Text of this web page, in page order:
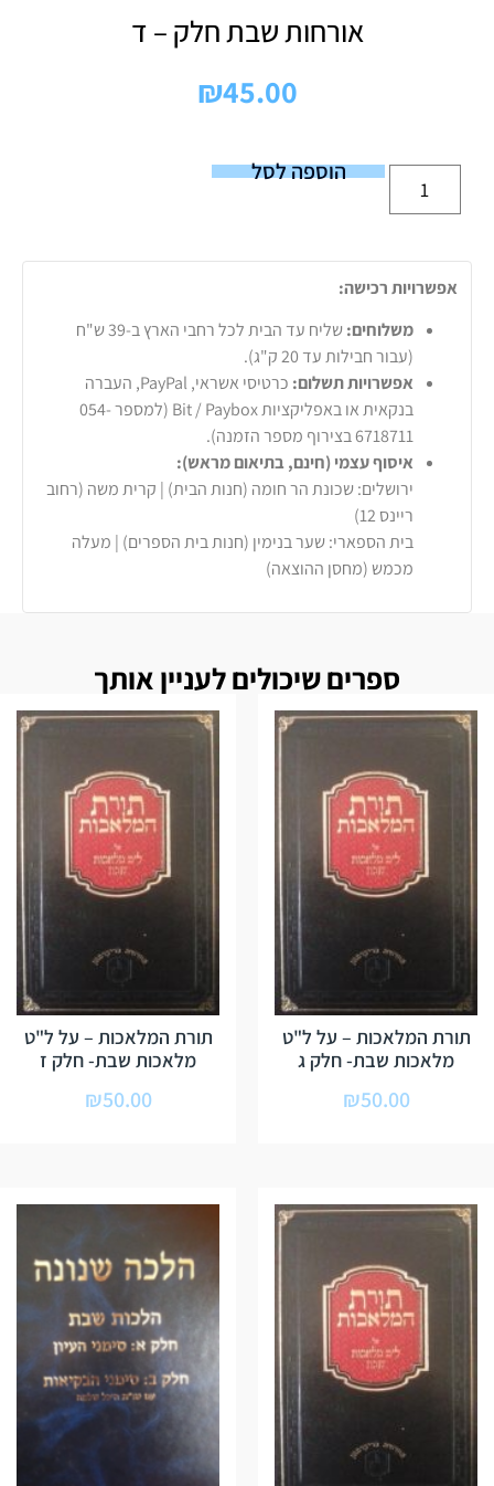
אורחות שבת חלק – ד
₪45.00
הוספה לסל
אפשרויות רכישה:
משלוחים:
שליח עד הבית לכל רחבי הארץ ב-39 ש"ח
(עבור חבילות עד 20 ק"ג).
אפשרויות תשלום:
כרטיסי אשראי, PayPal, העברה
בנקאית או באפליקציות Bit / Paybox (למספר 054-
6718711 בצירוף מספר הזמנה).
איסוף עצמי (חינם, בתיאום מראש):
ירושלים: שכונת הר חומה (חנות הבית) | קרית משה (רחוב
ריינס 12)
בית הספארי: שער בנימין (חנות בית הספרים) | מעלה
מכמש (מחסן ההוצאה)
ספרים שיכולים לעניין אותך
תורת המלאכות – על ל"ט
מלאכות שבת- חלק ג
₪50.00
תורת המלאכות – על ל"ט
מלאכות שבת- חלק ז
₪50.00